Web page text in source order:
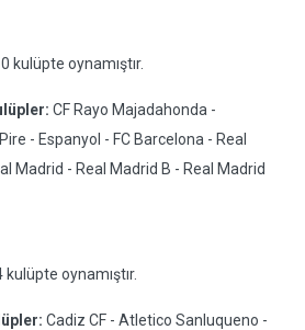
kulüpte oynamıştır.
CF Rayo Majadahonda -
- Espanyol - FC Barcelona - Real
Madrid - Real Madrid B - Real Madrid
kulüpte oynamıştır.
Cadiz CF - Atletico Sanluqueno -